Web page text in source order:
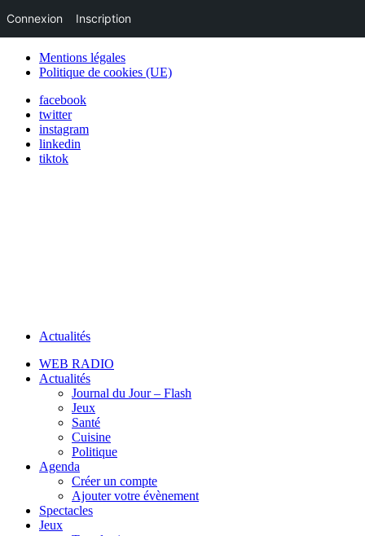
Mentions légales
Politique de cookies (UE)
facebook
twitter
instagram
linkedin
tiktok
Actualités
WEB RADIO
Actualités
Journal du Jour – Flash
Jeux
Santé
Cuisine
Politique
Agenda
Créer un compte
Ajouter votre évènement
Spectacles
Jeux
Connexion Inscription